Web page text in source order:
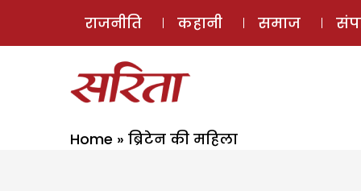
राजनीति कहानी समाज
Home » ब्रिटेन की महिला